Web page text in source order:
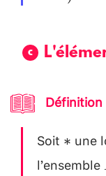
Définition
Soit *
∗ une
l’ensemble